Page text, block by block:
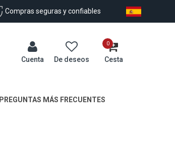
Compras seguras y confiables
Cesta
0
Cuenta
De deseos
PREGUNTAS MÁS FRECUENTES